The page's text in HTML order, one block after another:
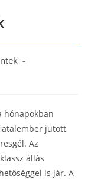
hónapokban
jutott
Az
állás
is jár. A